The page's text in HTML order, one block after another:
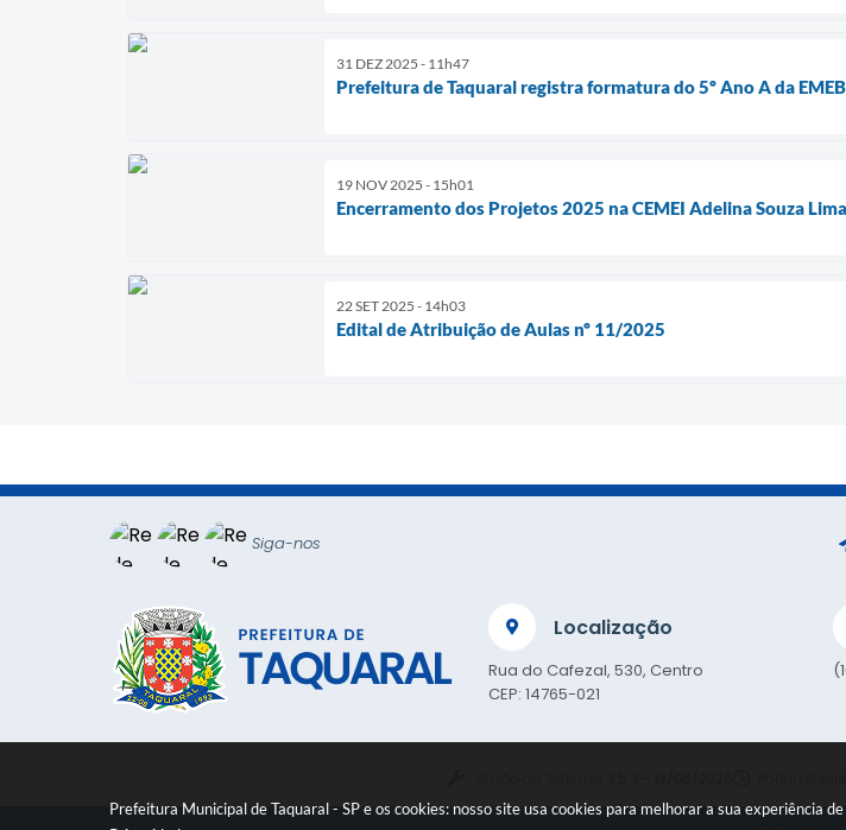
Prefeitura Municipal de Taquaral - SP e os cookies: nosso site usa cookies para melhorar a sua experiência
31 DEZ 2025 - 11h47
Prefeitura de Taquaral registra formatura do 5º Ano A da
19 NOV 2025 - 15h01
Encerramento dos Projetos 2025 na CEMEI Adelina Souza
22 SET 2025 - 14h03
Edital de Atribuição de Aulas nº 11/2025
Siga-nos
Localização
Rua do Cafezal, 530, Centro
CEP: 14765-021